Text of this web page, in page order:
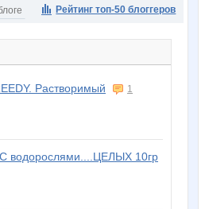
Рейтинг топ-50 блоггеров
Растворимый
1
водорослями....ЦЕЛЫХ 10гр